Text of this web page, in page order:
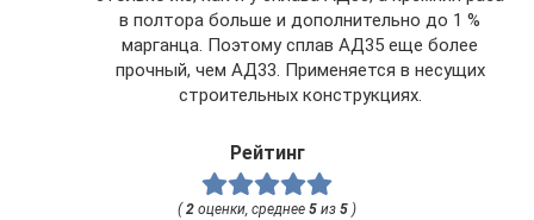
в полтора больше и дополнительно до 1 %
марганца. Поэтому сплав АД35 еще более
прочный, чем АД33. Применяется в несущих
строительных конструкциях.
Рейтинг
(2 оценки, среднее 5 из 5 )